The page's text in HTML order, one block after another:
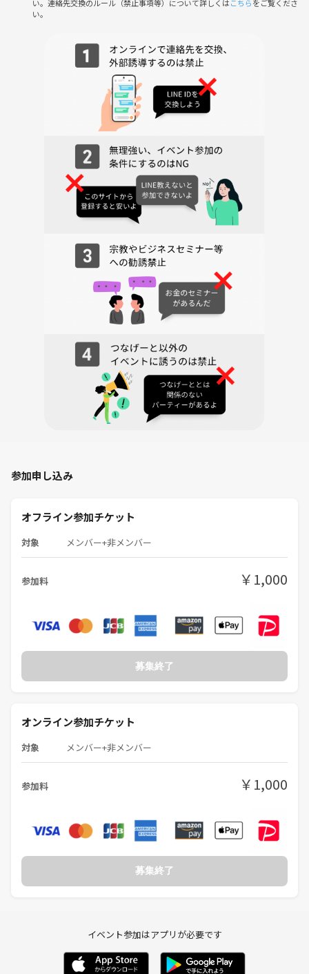
10:50｜やったことをシェア
12:00｜交流会終了
✅ こんな作業にぴったり！
資格試験の勉強（例：AWS・CCNA・基本情報など）
ポートフォリオやスキルシートの作成
コーディング・自主開発
ライティングや日報作成 などなど
🌱 初参加・おひとり様も大歓迎！
本サークルは、ITに興味がある方々が集まるアットホームな雰囲気のグ
「まずは見学気分で」も大丈夫です！
「集中したい人は集中」「交流したい人は交流」で自由な空間です✨
・開催内容や風景写真、動画のSNS等への無許可投稿
安心して参加できる場を一緒に作っていきましょう😊
🔥一緒に仕事終わりの時間をより価値あるものにしませんか？🔥
ちょっとでも気になったら、まずは気軽に来てみてください😊✨
ご参加、お待ちしています！
-----------------------------------------
■YTサークルIT部とは？
teN株式会社が運営している社会人サークル「YTサークル」の中には
IT従事者、IT関係に興味のある方が多くいらっしゃいます。
「YTサークルIT部」です！
「参加者自身が作り手となって学び合う」
「品川区を代表するITコミュニティ」になるために活動しております！
様々なイベントを開催しているのでぜひ気軽に参加してみてください！
い。連絡先交換のルール（禁止事項等）について詳しくはこちらをご覧くださ
い。
参加申し込み
オフライン参加チケット
対象 メンバー+非メンバー
参加料 ￥1,000
募集終了
オンライン参加チケット
対象 メンバー+非メンバー
参加料 ￥1,000
募集終了
イベント参加はアプリが必要です